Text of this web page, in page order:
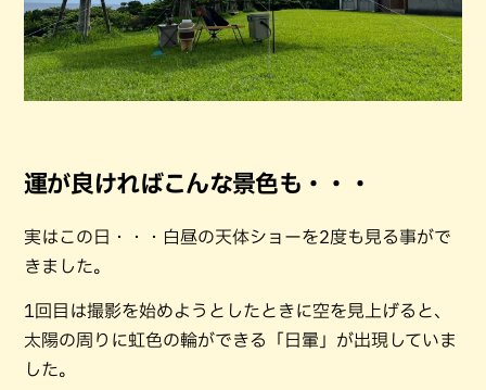
運が良ければこんな景色も・・・
実はこの日・・・白昼の天体ショーを2度も見る事がで
きました。
1回目は撮影を始めようとしたときに空を見上げると、
太陽の周りに虹色の輪ができる「日暈」が出現していま
した。